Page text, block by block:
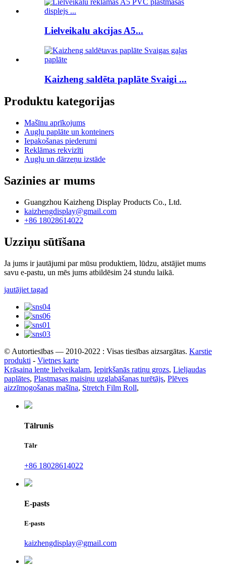
Lielveikalu akcijas A5...
Kaizheng saldēta paplāte Svaigi ...
Produktu kategorijas
Mašīnu aprīkojums
Augļu paplāte un konteiners
Iepakošanas piederumi
Reklāmas rekvizīti
Augļu un dārzeņu izstāde
Sazinies ar mums
Guangzhou Kaizheng Display Products Co., Ltd.
kaizhengdisplay@gmail.com
+86 18028614022
Uzziņu sūtīšana
Ja jums ir jautājumi par mūsu produktiem, lūdzu, atstājiet mums
savu e-pastu, un mēs jums atbildēsim 24 stundu laikā.
jautājiet tagad
© Autortiesības — 2010-2022 : Visas tiesības aizsargātas. Karstie
produkti - Vietnes karte
Krāsaina lente lielveikalam, Iepirkšanās ratiņu grozs, Lieljaudas
paplātes, Plastmasas maisiņu uzglabāšanas turētājs, Plēves
aizzīmogošanas mašīna, Stretch Film Roll,
Tālrunis
Tālr
+86 18028614022
E-pasts
E-pasts
kaizhengdisplay@gmail.com